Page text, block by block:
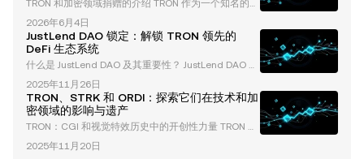
TRON 和加密领域捐赠的介绍 TRON 作为一个知名的区
块链平台，不仅因其技术进步而在加密货币行业中崭露
头角，还因其创始人孙宇晨的创新捐赠策略和生态系统
投资而备受关注。这些贡献通常以代币购买的形式进
行，展示了 TRON 在慈善和区块链发展方面的独特方
法。 在本文中，我们将深入探讨 TRON 和孙宇晨的捐
赠策略如何影响加密领域，这些贡献背后的机制，以及
它们对区块链采用的更广泛意义。 孙宇晨在迷因币
2026年6月4日
JustLend DAO 锁定：解锁 TRON 领先的
DeFi 生态系统
什么是 JustLend DAO 及其重要性？ JustLend DAO 是
TRON 生态系统中领先的去中心化借贷协议，是去中心
化金融（DeFi）创新的基石。其总锁仓价值（TVL）已
超过 81.6 亿美元，用户数量超过 474,000，巩固了其
在 DeFi 领域的重要地位。该平台提供多样化的金融服
务，包括借贷、质押和能量租赁，成为零售和机构投资
者的综合金融中心。 JustLend DAO 在 T
2025年11月26日
TRON、STRK 和 ORDI：探索它们在技术和加
密领域的影响与遗产
TRON：CGI 和视觉特效历史中的开创性力量 TRON 于
1982 年上映，是计算机生成图像（CGI）和视觉特效
演变中的一个里程碑。在当时没有任何 3D 建模或渲染
2025年11月20日